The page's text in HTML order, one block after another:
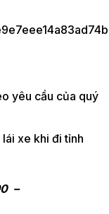
yêu cầu của quý
xe khi đi tỉnh
–